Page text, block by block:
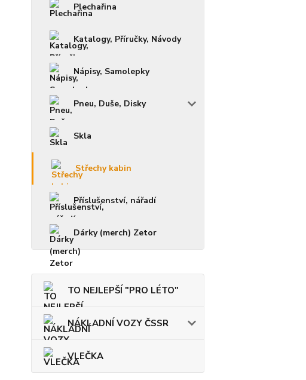
Plechařina
Katalogy, Příručky, Návody
Nápisy, Samolepky
Pneu, Duše, Disky
Skla
Střechy kabin
Příslušenství, nářadí
Dárky (merch) Zetor
TO NEJLEPŠÍ "PRO LÉTO"
NÁKLADNÍ VOZY ČSSR
VLEČKA